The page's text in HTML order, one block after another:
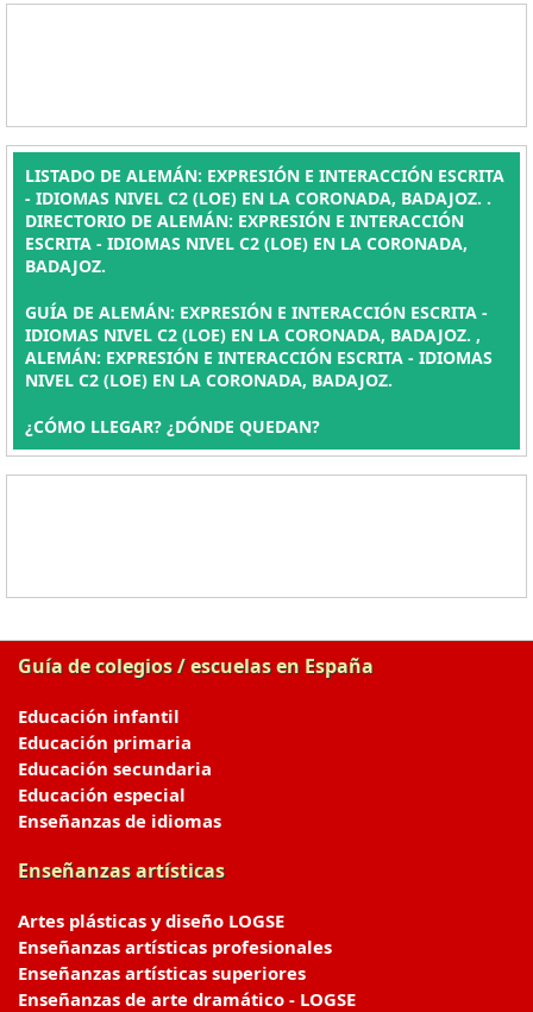
LISTADO DE ALEMÁN: EXPRESIÓN E INTERACCIÓN ESCRITA
- IDIOMAS NIVEL C2 (LOE) EN LA CORONADA, BADAJOZ. .
DIRECTORIO DE ALEMÁN: EXPRESIÓN E INTERACCIÓN
ESCRITA - IDIOMAS NIVEL C2 (LOE) EN LA CORONADA,
BADAJOZ.
GUÍA DE ALEMÁN: EXPRESIÓN E INTERACCIÓN ESCRITA -
IDIOMAS NIVEL C2 (LOE) EN LA CORONADA, BADAJOZ. ,
ALEMÁN: EXPRESIÓN E INTERACCIÓN ESCRITA - IDIOMAS
NIVEL C2 (LOE) EN LA CORONADA, BADAJOZ.
¿CÓMO LLEGAR? ¿DÓNDE QUEDAN?
Guía de colegios / escuelas en España
Educación infantil
Educación primaria
Educación secundaria
Educación especial
Enseñanzas de idiomas
Enseñanzas artísticas
Artes plásticas y diseño LOGSE
Enseñanzas artísticas profesionales
Enseñanzas artísticas superiores
Enseñanzas de arte dramático - LOGSE